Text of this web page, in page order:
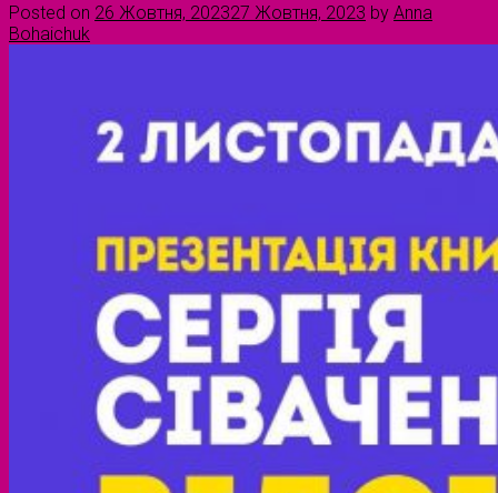
Posted on 26 Жовтня, 202327 Жовтня, 2023 by Anna
Bohaichuk